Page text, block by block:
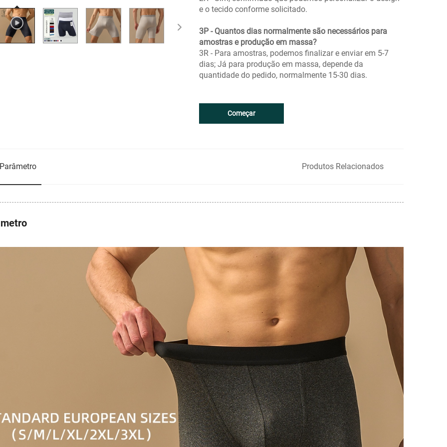
e o tecido conforme solicitado.
3P - Quantos dias normalmente são necessários para
amostras e produção em massa?
3R - Para amostras, podemos finalizar e enviar em 5-7
dias; Já para produção em massa, depende da
quantidade do pedido, normalmente 15-30 dias.
Começar
Parâmetro Produtos Relacionados